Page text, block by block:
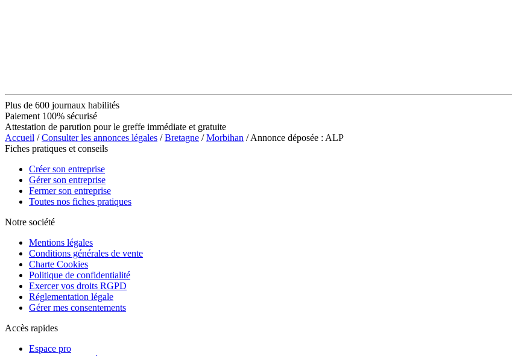
Plus de 600 journaux habilités
Paiement 100% sécurisé
Attestation de parution pour le greffe immédiate et gratuite
Accueil /Consulter les annonces légales /Bretagne /Morbihan / Annonce déposée : ALP
Fiches pratiques et conseils
Créer son entreprise
Gérer son entreprise
Fermer son entreprise
Toutes nos fiches pratiques
Notre société
Mentions légales
Conditions générales de vente
Charte Cookies
Politique de confidentialité
Exercer vos droits RGPD
Réglementation légale
Gérer mes consentements
Accès rapides
Espace pro